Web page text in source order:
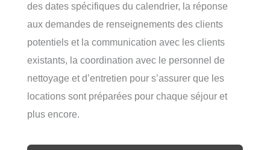
des dates spécifiques du calendrier, la réponse
aux demandes de renseignements des clients
potentiels et la communication avec les clients
existants, la coordination avec le personnel de
nettoyage et d’entretien pour s’assurer que les
locations sont préparées pour chaque séjour et
plus encore.